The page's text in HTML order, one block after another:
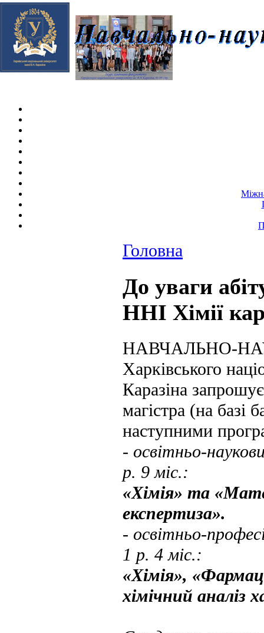
Skip navigation
Головна
До уваги
ННІ Хімії
НАВЧАЛЬНО-
Харківського
Каразіна
магістра (на базі
наступними
- освітньо-
р. 9 міс.:
«Хімія» та
експертиза».
- освітньо-
1 р. 4 міс.:
«Хімія»,
хімічний аналіз